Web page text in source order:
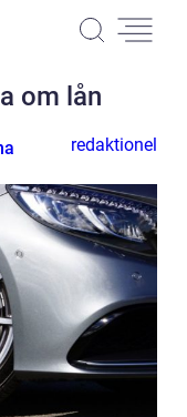
om lån
redaktionel